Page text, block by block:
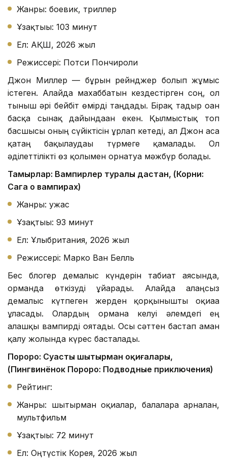
Жанры: боевик, триллер
Ұзақтығы: 103 минут
Ел: АҚШ, 2026 жыл
Режиссері: Потси Пончироли
Джон Миллер — бұрын рейнджер болып жұмыс
істеген. Алайда махаббатын кездестірген соң, ол
тыныш әрі бейбіт өмірді таңдады. Бірақ тағдыр оған
басқа сынақ дайындаған екен. Қылмыстық топ
басшысы оның сүйіктісін ұрлап кетеді, ал Джон аса
қатаң бақылаудағы түрмеге қамалады. Ол
әділеттілікті өз қолымен орнатуға мәжбүр болады.
Тамырлар: Вампирлер туралы дастан, (Корни:
Сага о вампирах)
Жанры: ужас
Ұзақтығы: 93 минут
Ел: Ұлыбритания, 2026 жыл
Режиссері: Марко Ван Белль
Бес блогер демалыс күндерін табиғат аясында,
орманда өткізуді ұйғарады. Алайда алаңсыз
демалыс күтпеген жерден қорқынышты оқиғаға
ұласады. Олардың орманға келуі әлемдегі ең
алғашқы вампирді оятады. Осы сәттен бастап аман
қалу жолында күрес басталады.
Пороро: Суасты шытырман оқиғалары,
(Пингвинёнок Пороро: Подводные приключения)
Рейтинг:
Жанры: шытырман оқиғалар, балаларға арналған,
мультфильм
Ұзақтығы: 72 минут
Ел: Оңтүстік Корея, 2026 жыл